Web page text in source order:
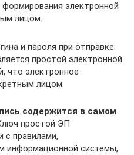
электронной
лицом.
и пароля при отправке
простой электронной
что электронное
лицом.
содержится в самом
простой ЭП
с правилами,
информационной системы,